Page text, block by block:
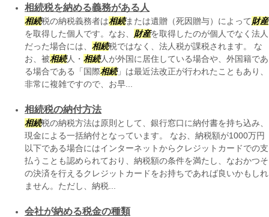
相続税を納める義務がある人
相続税の納税義務者は相続または遺贈（死因贈与）によって財産
を取得した個人です。なお、 財産を取得したのが個人でなく法人
だった場合には、 相続税ではなく、法人税が課税されます。 な
お、被相続人・ 相続人が外国に居住している場合や、外国籍であ
る場合である「国際相続」は最近法改正が行われたこともあり、
非常に複雑ですので、お早...
相続税の納付方法
相続税の納税方法は原則として、銀行窓口に納付書を持ち込み、
現金による一括納付となっています。 なお、納税額が1000万円
以下である場合にはインターネットからクレジットカードでの支
払うことも認められており、納税額の条件を満たし、なおかつそ
の決済を行えるクレジットカードをお持ちであれば良いかもしれ
ません。ただし、納税...
会社が納める税金の種類